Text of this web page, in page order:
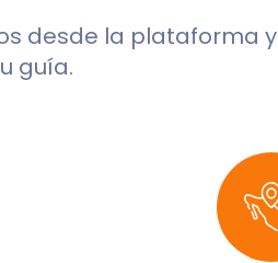
desde la plataforma y
guía.